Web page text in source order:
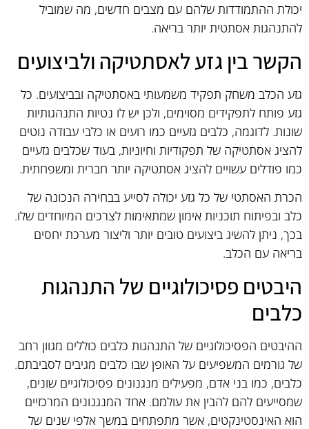
יכולת ההתמודדות שלהם עם מצבים חדשים, מה שמוביל
להתנהגות אסתטית יותר בריאה.
הקשר בין גזע לאסתטיקה ולביצועים
גזע הכלב משחק תפקיד משמעותי באסתטיקה ובביצועים. כל
גזע פותח לתפקידים מסוימים, ולכן יש לו נטיות התנהגותיות
שונות. לדוגמה, כלבים גזעיים כמו רועים או כלבי עבודה נוטים
להציג אסתטיקה של תפקודיות וחיוניות, בעוד שכלבים גזעיים
כמו פודלים עשויים להציג אסתטיקה יותר חברית ומשפחתית.
הכרת האסתטי של כל גזע יכולה לסייע בבחירה הנכונה של
כלב ובפיתוח תוכניות אימון שמתאימות לצרכים המיוחדים שלו.
בכך, ניתן להשיג ביצועים טובים יותר וליצור מערכת יחסים
בריאה עם הכלב.
היבטים פסיכולוגיים של התנהגות
כלבים
ההיבטים הפסיכולוגיים של התנהגות כלבים כוללים מגוון רחב
של גורמים המשפיעים על האופן שבו כלבים מגיבים לסביבתם.
כלבים, כמו בני אדם, מפעילים מנגנונים פסיכולוגיים שונים,
שמסייעים להם להבין את עולמם. אחד המנגנונים המרכזיים
הוא האינסטינקטים, אשר מתפתחים במשך אלפי שנים של